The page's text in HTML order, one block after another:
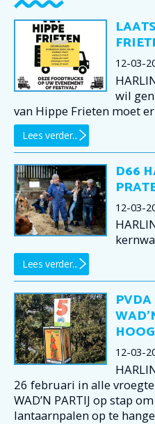
12-03-
wil
van Hippe Frieten moet
Lees verder...
D66
12-03-
Lees verder...
12-03-
26 februari in alle
WAD’N PARTIJ op stap
lantaarnpalen op te